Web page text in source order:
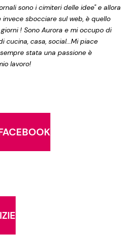
sono i cimiteri delle idee" e allora
sbocciare sul web, è quello
! Sono Aurora e mi occupo di
cucina, casa, social...Mi piace
stata una passione è
lavoro!